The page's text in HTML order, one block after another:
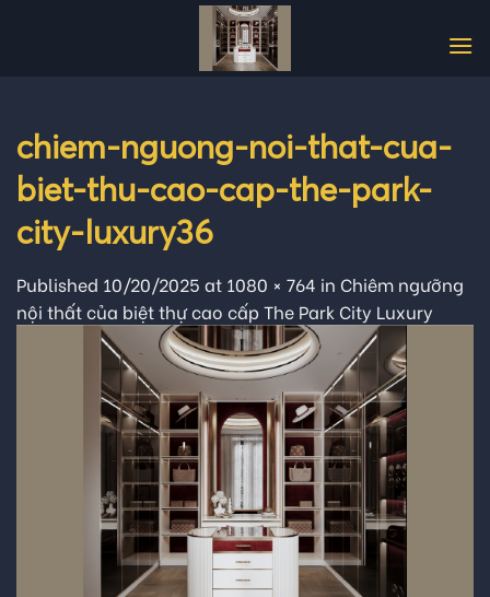
chiem-nguong-noi-that-cua-
biet-thu-cao-cap-the-park-
city-luxury36
Published 10/20/2025 at 1080 × 764 in Chiêm ngưỡng
nội thất của biệt thự cao cấp The Park City Luxury